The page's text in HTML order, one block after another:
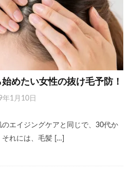
めたい女性の抜け毛予防！
年1月10日
エイジングケアと同じで、30代か
それには、毛髪 […]